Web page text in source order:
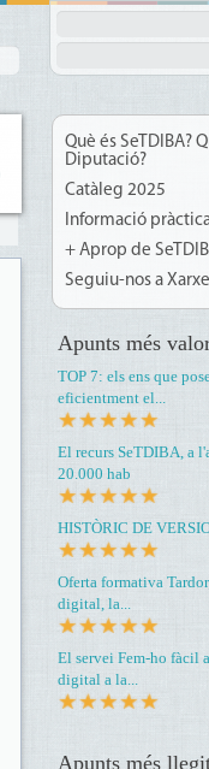
Què és SeTDIBA?
Diputació?
Catàleg 2025
Informació
+ Aprop de
Seguiu-nos a
Apunts més
TOP 7: els ens que
eficientment el...
El recurs SeTDIBA, a
20.000 hab
HISTÒRIC DE
Oferta formativa
digital, la...
El servei Fem-ho fàcil
digital a la...
Apunts més